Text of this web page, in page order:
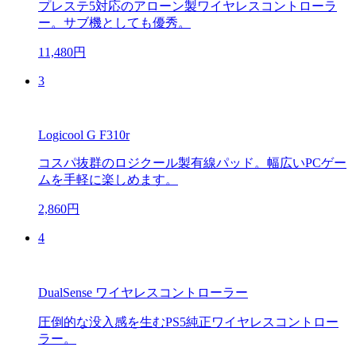
プレステ5対応のアローン製ワイヤレスコントローラ
ー。サブ機としても優秀。
11,480円
3
Logicool G F310r
コスパ抜群のロジクール製有線パッド。幅広いPCゲー
ムを手軽に楽しめます。
2,860円
4
DualSense ワイヤレスコントローラー
圧倒的な没入感を生むPS5純正ワイヤレスコントロー
ラー。